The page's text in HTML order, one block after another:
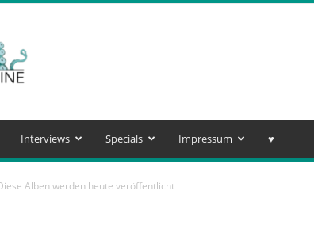
Interviews Specials Impressum ♥️
Alben werden heute veröffentlicht